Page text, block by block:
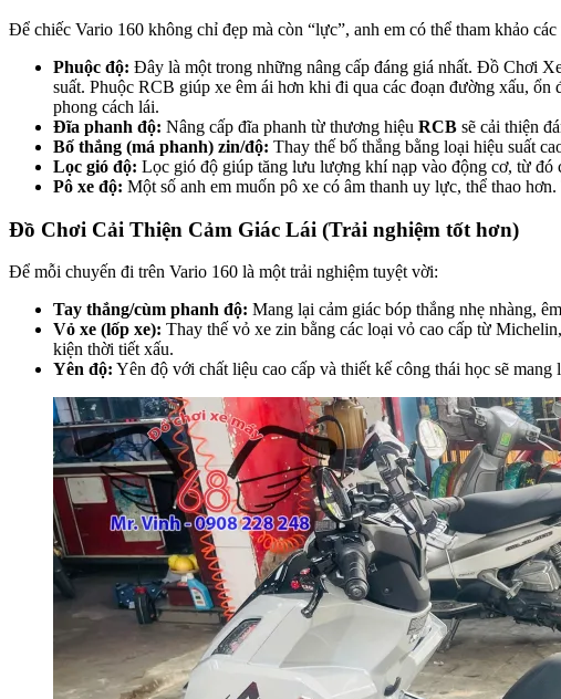
Để chiếc Vario 160 không chỉ đẹp mà còn “lực”, anh em có thể tham khảo các
Phuộc độ: Đây là một trong những nâng cấp đáng giá nhất. Đồ Chơi
suất. Phuộc RCB giúp xe êm ái hơn khi đi qua các đoạn đường xấu,
phong cách lái.
Đĩa phanh độ: Nâng cấp đĩa phanh từ thương hiệu RCB sẽ cải thiện
Bố thắng (má phanh) zin/độ: Thay thế bố thắng bằng loại hiệu suất
Lọc gió độ: Lọc gió độ giúp tăng lưu lượng khí nạp vào động cơ, từ đó
Pô xe độ: Một số anh em muốn pô xe có âm thanh uy lực, thể thao
Đồ Chơi Cải Thiện Cảm Giác Lái (Trải nghiệm tốt hơn)
Để mỗi chuyến đi trên Vario 160 là một trải nghiệm tuyệt vời:
Tay thắng/cùm phanh độ: Mang lại cảm giác bóp thắng nhẹ nhàng,
Vỏ xe (lốp xe): Thay thế vỏ xe zin bằng các loại vỏ cao cấp từ
kiện thời tiết xấu.
Yên độ: Yên độ với chất liệu cao cấp và thiết kế công thái học sẽ